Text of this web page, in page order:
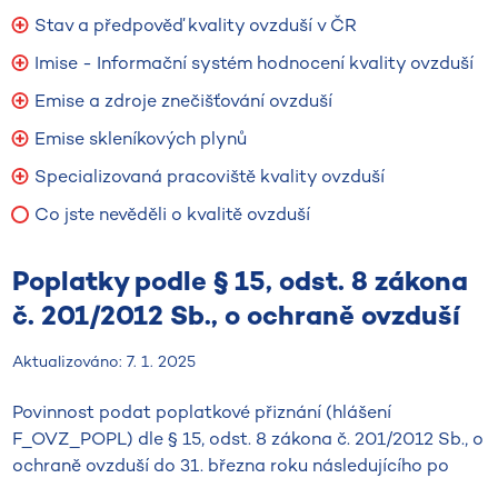
Poplatky podle § 15, odst. 8 zákona
č. 201/2012 Sb., o ochraně ovzduší
Aktualizováno: 7. 1. 2025
Povinnost podat poplatkové přiznání (hlášení
F_OVZ_POPL) dle § 15, odst. 8 zákona č. 201/2012 Sb., o
ochraně ovzduší do 31. března roku následujícího po
Stav a předpověď kvality ovzduší v ČR
Imise - Informační systém hodnocení kvality ovzduší
Emise a zdroje znečišťování ovzduší
Emise skleníkových plynů
Specializovaná pracoviště kvality ovzduší
Co jste nevěděli o kvalitě ovzduší